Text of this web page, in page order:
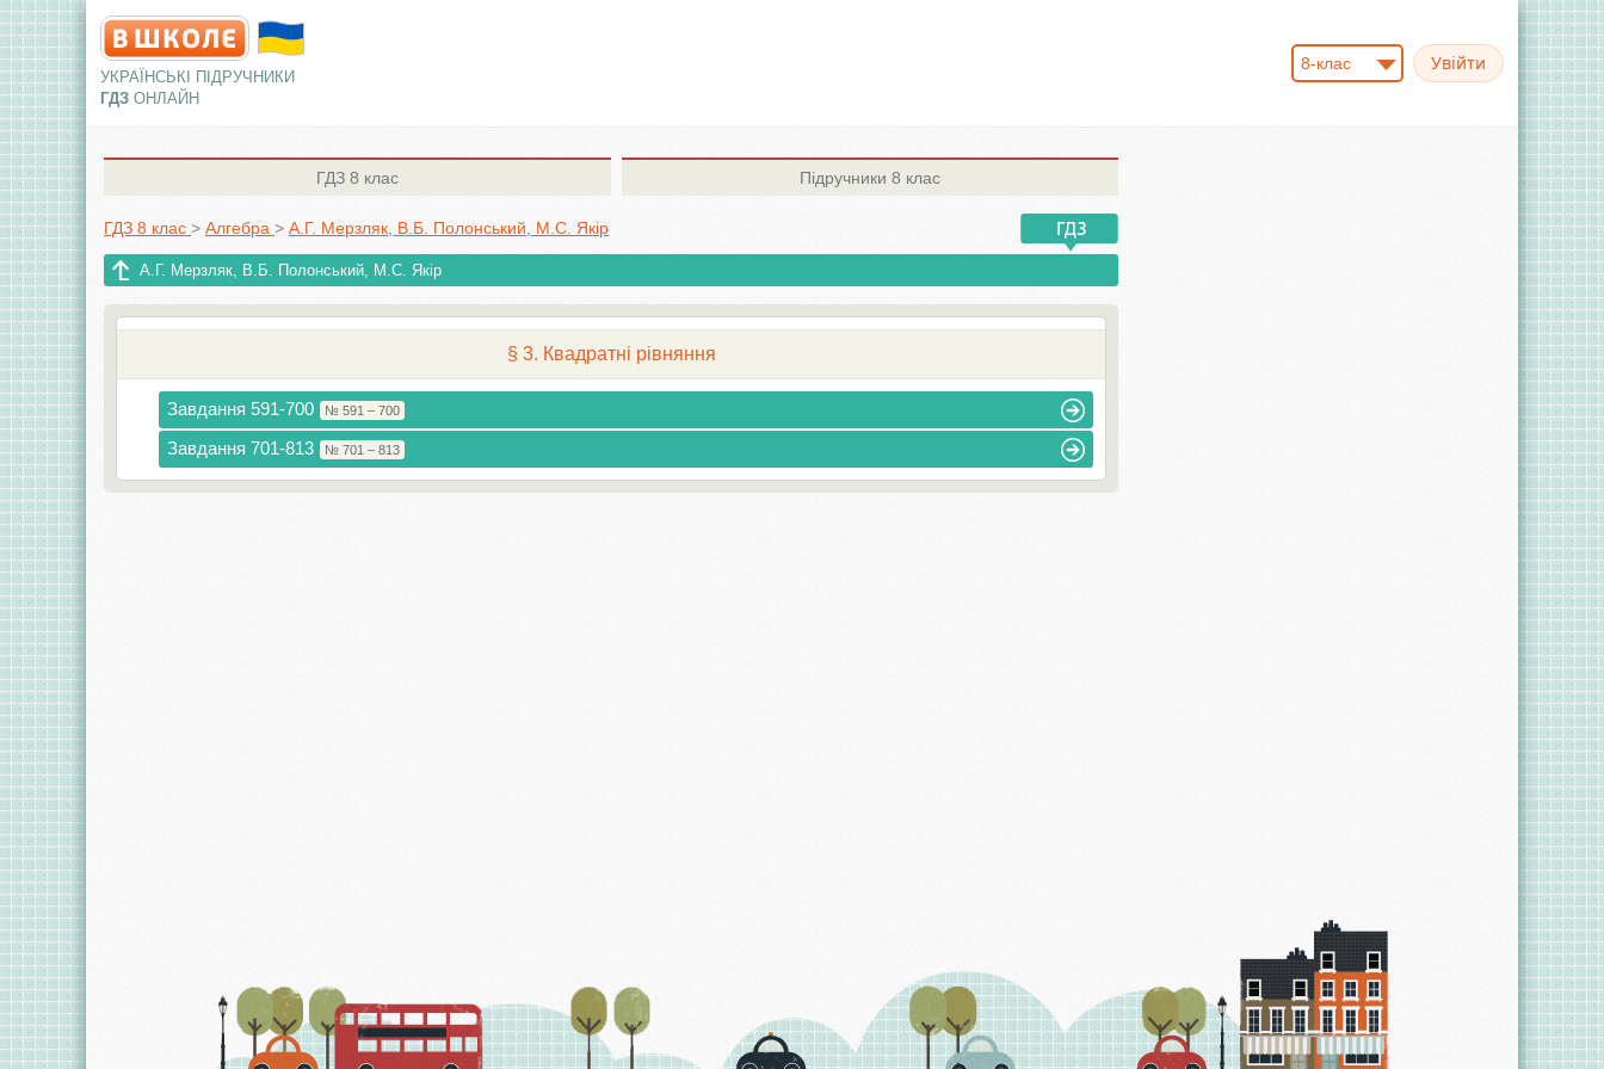
УКРАЇНСЬКІ ПІДРУЧНИКИ
ГДЗ ОНЛАЙН
8-клас
ГДЗ 8 клас Підручники 8 клас
ГДЗ 8 клас > Алгебра > А.Г. Мерзляк, В.Б. Полонський, M.С. Якір
А.Г. Мерзляк, В.Б. Полонський, M.С. Якір
§ 3. Квадратні рівняння
Завдання 591-700 № 591 – 700
Завдання 701-813 № 701 – 813